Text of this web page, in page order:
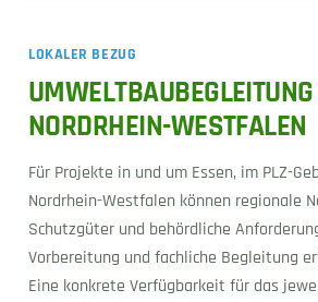
LOKALER BEZUG
NORDRHEIN-WESTFALEN
Für Projekte in und um Essen, im PLZ-
Nordrhein-Westfalen können regionale
Schutzgüter und behördliche
Vorbereitung und fachliche Begleitung
Eine konkrete Verfügbarkeit für das